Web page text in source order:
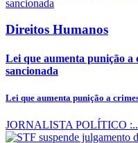
Direitos Humanos
Lei que aumenta punição a
sancionada
Lei que aumenta punição a
JORNALISTA POLÍTICO